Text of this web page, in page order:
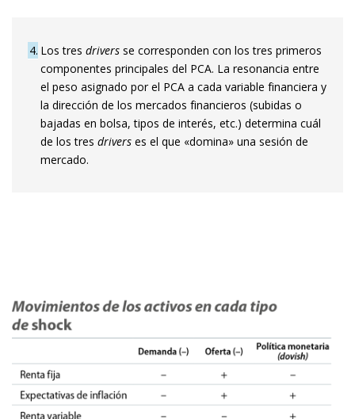
4 Los tres drivers se corresponden con los tres primeros
componentes principales del PCA. La resonancia entre
el peso asignado por el PCA a cada variable financiera y
la dirección de los mercados financieros (subidas o
bajadas en bolsa, tipos de interés, etc.) determina cuál
de los tres drivers es el que «domina» una sesión de
mercado.